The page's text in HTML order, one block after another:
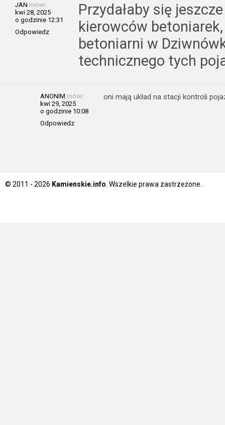
JAN mówi:
kwi 28, 2025
o godzinie 12:31
Odpowiedz
Przydałaby się
kierowców
betoniarni w
technicznego tych
ANONIM mówi:
kwi 29, 2025
o godzinie 10:08
Odpowiedz
oni mają układ na stacji kontroli
© 2011 - 2026 Kamienskie.info . Wszelkie prawa zastrzeżone.